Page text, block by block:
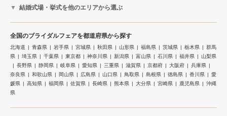
結婚式場・挙式を他のエリアから選ぶ
全国のブライダルフェアを都道府県から探す
北海道 青森県 岩手県 宮城県 秋田県 山形県 福島県 茨城県 栃木県
群馬
県
埼玉県 千葉県 東京都 神奈川県 新潟県 富山県 石川県 福井県
山梨県
長野県
静岡県 岐阜県 愛知県 三重県 滋賀県 京都府 大阪府
兵庫県
奈良県
和歌山県 岡山県 広島県 山口県 鳥取県 島根県 徳島県 香川県
愛
媛県
高知県 福岡県 佐賀県 長崎県 熊本県 大分県 宮崎県 鹿児島県
沖縄
県